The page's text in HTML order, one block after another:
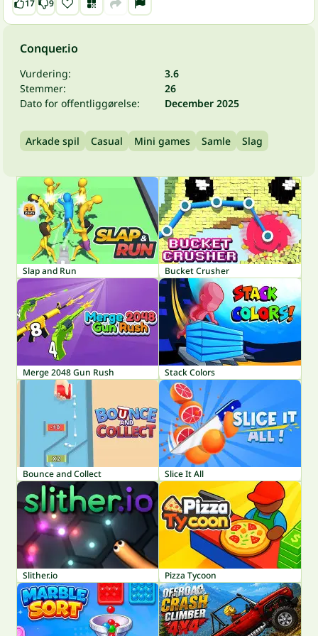
17 9
Conquer.io
Vurdering:
3.6
Stemmer:
26
Dato for offentliggørelse:
December 2025
Arkade spil Casual Mini games Samle Slag
Slap and Run Bucket Crusher
Merge 2048 Gun Rush Stack Colors
Bounce and Collect Slice It All
Slither.io Pizza Tycoon